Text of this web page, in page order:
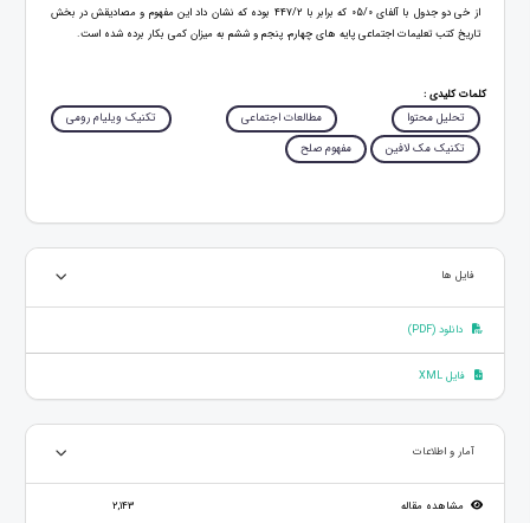
از خی دو جدول با آلفای 05/0 که برابر با 447/2 بوده که نشان داد این مفهوم و مصادیقش در بخش
تاریخ کتب تعلیمات اجتماعی پایه های چهارم، پنجم و ششم به میزان کمی بکار برده شده است.
کلمات کلیدی :
تحلیل محتوا مطالعات اجتماعی
تکنیک ویلیام رومی
تکنیک مک لافین
مفهوم صلح
فایل ها
دانلود (PDF)
فایل XML
آمار و اطلاعات
مشاهده مقاله 2,143